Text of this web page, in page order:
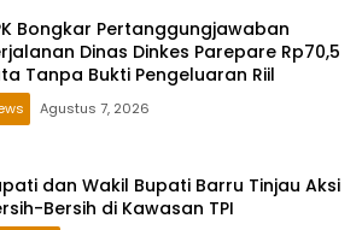
Bongkar Pertanggungjawaban
Dinas Dinkes Parepare Rp70,5
Tanpa Bukti Pengeluaran Riil
Agustus 7, 2026
dan Wakil Bupati Barru Tinjau Aksi
Bersih di Kawasan TPI